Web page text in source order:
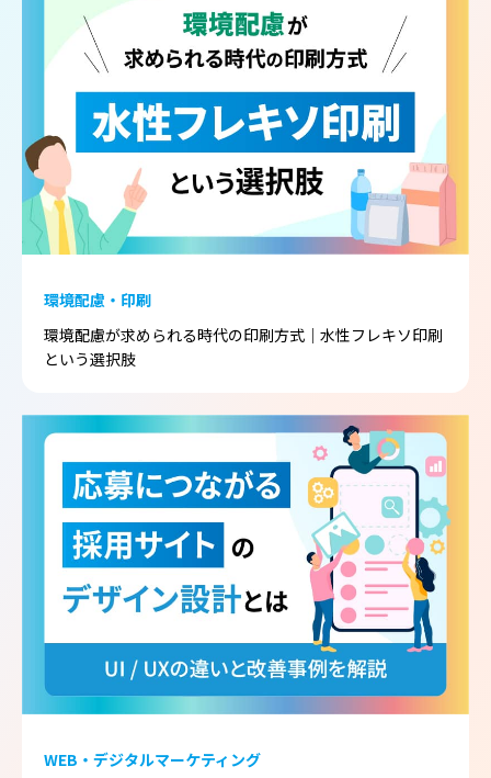
環境配慮・印刷
環境配慮が求められる時代の印刷方式｜水性フレキソ印刷
という選択肢
WEB・デジタルマーケティング